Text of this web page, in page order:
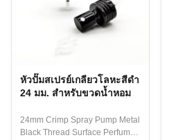
หัวปั๊มสเปรย์เกลียวโลหะสีดำ
24 มม. สำหรับขวดน้ำหอม
24mm Crimp Spray Pump Metal
Black Thread Surface Perfume